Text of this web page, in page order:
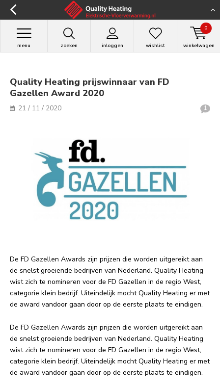
zoeken inloggen
menu wishlist winkelwagen
0
Quality Heating prijswinnaar van FD
Gazellen Award 2020
21 / 11 / 2020 1
De FD Gazellen Awards zijn prijzen die worden uitgereikt aan
de snelst groeiende bedrijven van Nederland. Quality Heating
wist zich te nomineren voor de FD Gazellen in de regio West,
categorie klein bedrijf. Uiteindelijk mocht Quality Heating er met
de award vandoor gaan door op de eerste plaats te eindigen.
De FD Gazellen Awards zijn prijzen die worden uitgereikt aan
de snelst groeiende bedrijven van Nederland. Quality Heating
wist zich te nomineren voor de FD Gazellen in de regio West,
categorie klein bedrijf. Uiteindelijk mocht Quality Heating er met
de award vandoor gaan door op de eerste plaats te eindigen.